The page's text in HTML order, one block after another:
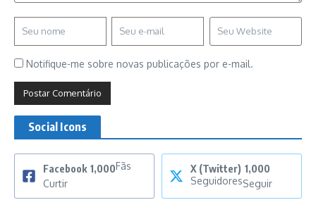
Notifique-me sobre novas publicações por e-mail.
Social Icons
Facebook 1,000Fãs
Curtir
X (Twitter) 1,000
SeguidoresSeguir